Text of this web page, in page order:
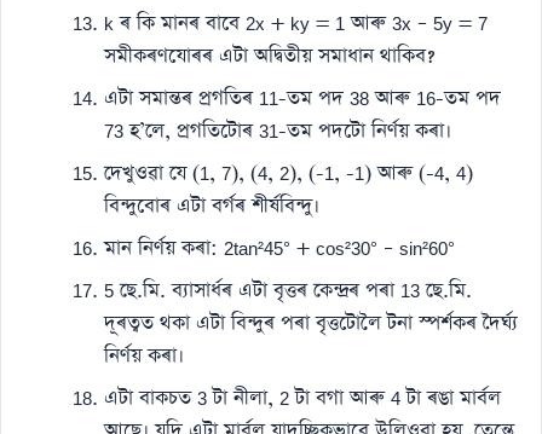
k ৰ কি মানৰ বাবে 2x + ky = 1 আৰু 3x – 5y = 7
সমীকৰণযোৰৰ এটা অদ্বিতীয় সমাধান থাকিব?
এটা সমান্তৰ প্ৰগতিৰ 11-তম পদ 38 আৰু 16-তম পদ
73 হ’লে, প্ৰগতিটোৰ 31-তম পদটো নিৰ্ণয় কৰা।
দেখুওৱা যে (1, 7), (4, 2), (-1, -1) আৰু (-4, 4)
বিন্দুবোৰ এটা বৰ্গৰ শীৰ্ষবিন্দু।
মান নিৰ্ণয় কৰা: 2tan²45° + cos²30° – sin²60°
5 ছে.মি. ব্যাসাৰ্ধৰ এটা বৃত্তৰ কেন্দ্ৰৰ পৰা 13 ছে.মি.
দূৰত্বত থকা এটা বিন্দুৰ পৰা বৃত্তটোলৈ টনা স্পৰ্শকৰ দৈৰ্ঘ্য
নিৰ্ণয় কৰা।
এটা বাকচত 3 টা নীলা, 2 টা বগা আৰু 4 টা ৰঙা মাৰ্বল